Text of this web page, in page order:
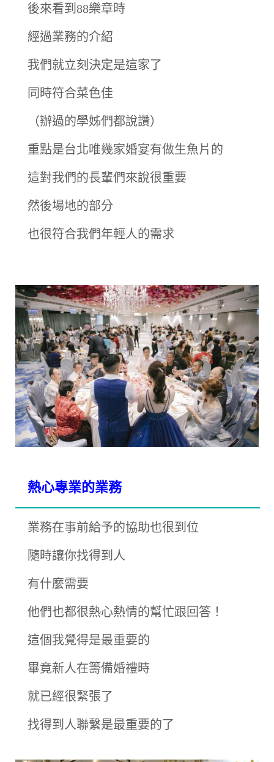
後來看到88樂章時
經過業務的介紹
我們就立刻決定是這家了
同時符合菜色佳
（辦過的學姊們都說讚）
重點是台北唯幾家婚宴有做生魚片的
這對我們的長輩們來說很重要
然後場地的部分
也很符合我們年輕人的需求
熱心專業的業務
業務在事前給予的協助也很到位
隨時讓你找得到人
有什麼需要
他們也都很熱心熱情的幫忙跟回答！
這個我覺得是最重要的
畢竟新人在籌備婚禮時
就已經很緊張了
找得到人聯繫是最重要的了